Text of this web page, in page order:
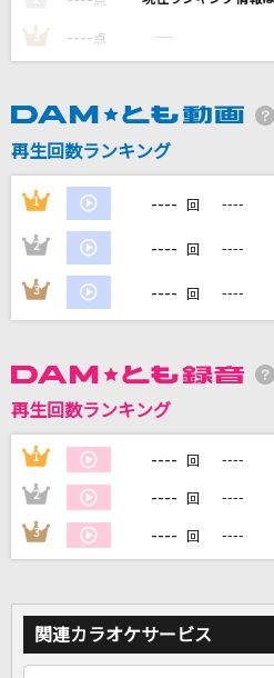
もらい泣き
Spicy
DAMの新曲・ラン
DAMに会員登録・
カラオケをもっと
自宅でカラオケ歌
家族や友達と一緒に
3 ---- 点 ----
再生回数ランキング
1 ---- 回 ----
2 ---- 回 ----
3 ---- 回 ----
再生回数ランキング
1 ---- 回 ----
2 ---- 回 ----
3 ---- 回 ----
関連カラオケサービス